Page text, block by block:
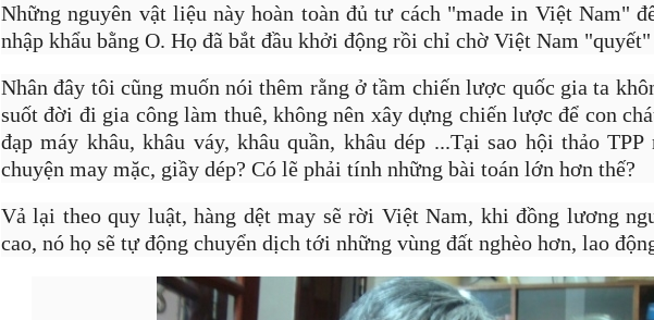
Những nguyên vật liệu này hoàn toàn đủ tư cách "made in Việt Nam"
nhập khẩu bằng O. Họ đã bắt đầu khởi động rồi chỉ chờ Việt Nam
Nhân đây tôi cũng muốn nói thêm rằng ở tầm chiến lược quốc gia ta
suốt đời đi gia công làm thuê, không nên xây dựng chiến lược để con
đạp máy khâu, khâu váy, khâu quần, khâu dép ...Tại sao hội thảo
chuyện may mặc, giầy dép? Có lẽ phải tính những bài toán lớn hơn thế?
Vả lại theo quy luật, hàng dệt may sẽ rời Việt Nam, khi đồng lương
cao, nó họ sẽ tự động chuyển dịch tới những vùng đất nghèo hơn, lao